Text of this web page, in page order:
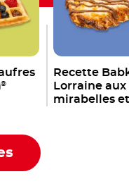
®
Recette
Lorraine aux
mirabelles et